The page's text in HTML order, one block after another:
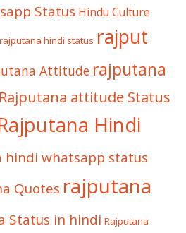
Status Hindu Culture
hindi status rajput
Attitude rajputana
Rajputana attitude Status
Hindi
hindi whatsapp status
Quotes rajputana
Status in hindi Rajputana